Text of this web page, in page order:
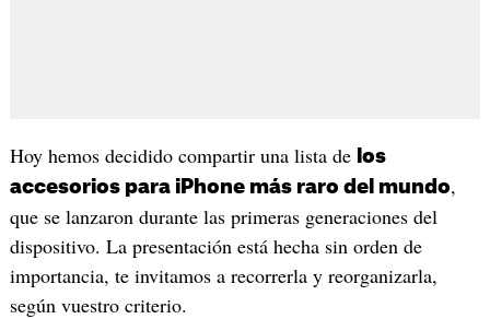
Hoy hemos decidido compartir una lista de los
accesorios para iPhone más raro del mundo,
que se lanzaron durante las primeras generaciones del
dispositivo. La presentación está hecha sin orden de
importancia, te invitamos a recorrerla y reorganizarla,
según vuestro criterio.